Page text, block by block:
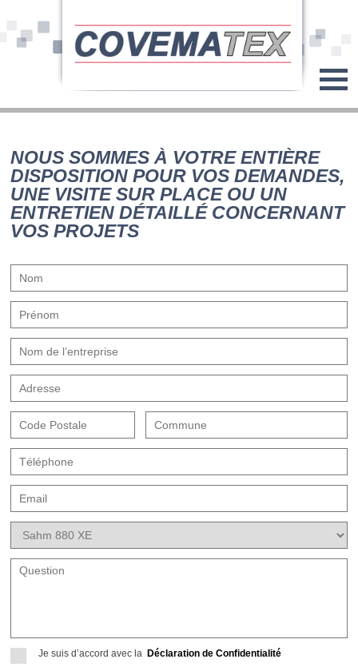
NOUS SOMMES À VOTRE ENTIÈRE
DISPOSITION POUR VOS DEMANDES,
UNE VISITE SUR PLACE OU UN
ENTRETIEN DÉTAILLÉ CONCERNANT
VOS PROJETS
Je suis d’accord avec la Déclaration de Confidentialité